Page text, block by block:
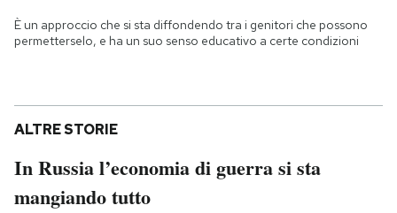
È un approccio che si sta diffondendo tra i genitori che possono
permetterselo, e ha un suo senso educativo a certe condizioni
ALTRE STORIE
In Russia l’economia di guerra si sta
mangiando tutto